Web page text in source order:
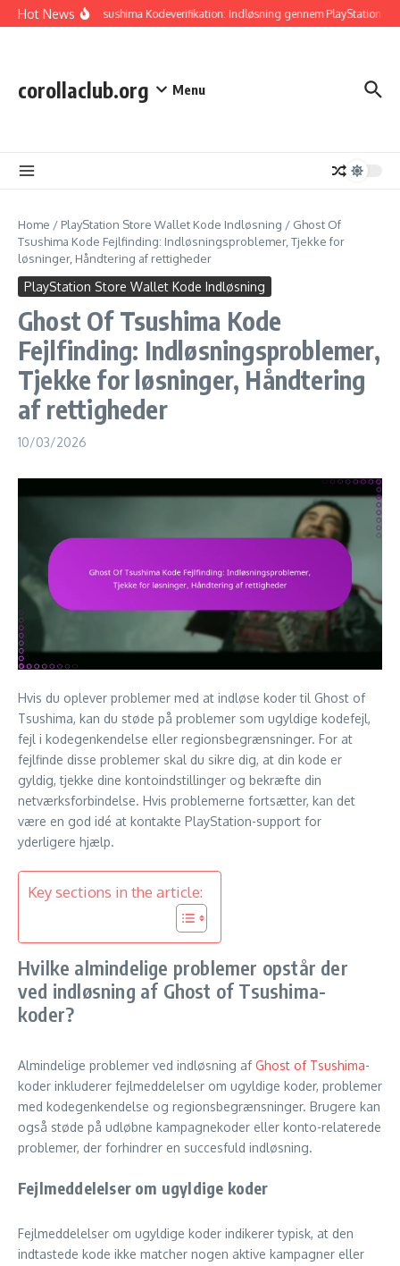
Skip to content
Hot News
Ghost Of Tsushima Kodeverifikation: Indløsning gennem PlayStation,
corollaclub.org Menu
Home / PlayStation Store Wallet Kode Indløsning / Ghost Of
Tsushima Kode Fejlfinding: Indløsningsproblemer, Tjekke for
løsninger, Håndtering af rettigheder
PlayStation Store Wallet Kode Indløsning
Ghost Of Tsushima Kode
Fejlfinding: Indløsningsproblemer,
Tjekke for løsninger, Håndtering
af rettigheder
10/03/2026
Hvis du oplever problemer med at indløse koder til Ghost of
Tsushima, kan du støde på problemer som ugyldige kodefejl,
fejl i kodegenkendelse eller regionsbegrænsninger. For at
fejlfinde disse problemer skal du sikre dig, at din kode er
gyldig, tjekke dine kontoindstillinger og bekræfte din
netværksforbindelse. Hvis problemerne fortsætter, kan det
være en god idé at kontakte PlayStation-support for
yderligere hjælp.
Key sections in the article:
Hvilke almindelige problemer opstår der
ved indløsning af Ghost of Tsushima-
koder?
Almindelige problemer ved indløsning afGhost of Tsushima-
koder inkluderer fejlmeddelelser om ugyldige koder, problemer
med kodegenkendelse og regionsbegrænsninger. Brugere kan
også støde på udløbne kampagnekoder eller konto-relaterede
problemer, der forhindrer en succesfuld indløsning.
Fejlmeddelelser om ugyldige koder
Fejlmeddelelser om ugyldige koder indikerer typisk, at den
indtastede kode ikke matcher nogen aktive kampagner eller